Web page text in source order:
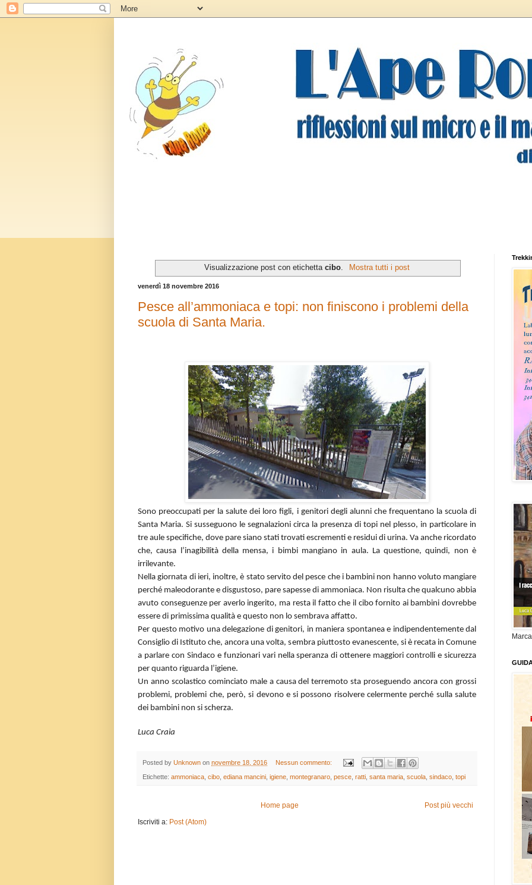
Visualizzazione post con etichettacibo Mostra tutti i post
venerdì 18 novembre 2016
Pesce all’ammoniaca e topi: non finiscono i problemi della
scuola di Santa Maria.
Sono preoccupati per la salute dei loro figli, i genitori degli alunni che frequentano la scuola di
Santa Maria. Si susseguono le segnalazioni circa la presenza di topi nel plesso, in particolare in
tre aule specifiche, dove pare siano stati trovati escrementi e residui di urina. Va anche ricordato
che, causa l’inagibilità della mensa, i bimbi mangiano in aula. La questione, quindi, non è
irrilevante.
Nella giornata di ieri, inoltre, è stato servito del pesce che i bambini non hanno voluto mangiare
perché maleodorante e disgustoso, pare sapesse di ammoniaca. Non risulta che qualcuno abbia
avuto conseguenze per averlo ingerito, ma resta il fatto che il cibo fornito ai bambini dovrebbe
essere di primissima qualità e questo non lo sembrava affatto.
Per questo motivo una delegazione di genitori, in maniera spontanea e indipendentemente dal
Consiglio di Istituto che, ancora una volta, sembra piuttosto evanescente, si è recata in Comune
a parlare con Sindaco e funzionari vari nella speranza di ottenere maggiori controlli e sicurezza
per quanto riguarda l’igiene.
Un anno scolastico cominciato male a causa del terremoto sta proseguendo ancora con grossi
problemi, problemi che, però, si devono e si possono risolvere celermente perché sulla salute
dei bambini non si scherza.
Luca Craia
Posted by Unknown on novembre 18, 2016 Nessun commento:
Etichette: ammoniaca cibo ediana mancini igiene montegranaro pesce ratti santa maria scuola sindaco topi
Post più vecchi
Home page
Iscriviti a: Post (Atom)
Marca